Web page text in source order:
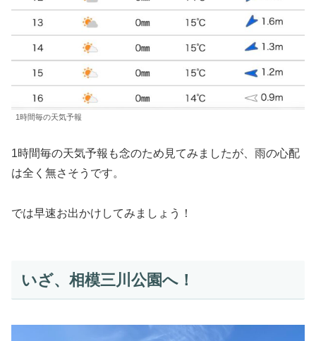
1時間毎の天気予報
1時間毎の天気予報も念のため見てみましたが、雨の心配
は全く無さそうです。
では早速お出かけしてみましょう！
いざ、相模三川公園へ！